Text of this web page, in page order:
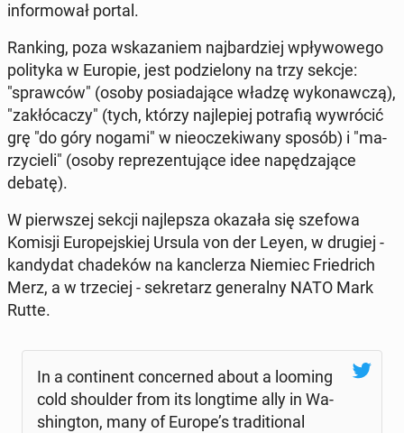
in­for­mo­wał portal.
Ranking, poza wska­za­niem naj­bar­dziej wpły­wo­we­go
po­li­ty­ka w Europie, jest po­dzie­lo­ny na trzy sekcje:
"spraw­ców" (osoby po­sia­da­ją­ce władzę wy­ko­naw­czą),
"za­kłó­ca­czy" (tych, którzy naj­le­piej po­tra­fią wy­wró­cić
grę "do góry nogami" w nie­ocze­ki­wa­ny sposób) i "ma­
rzy­cie­li" (osoby re­pre­zen­tu­ją­ce idee na­pę­dza­ją­ce
debatę).
W pierw­szej sekcji naj­lep­sza okazała się szefowa
Komisji Eu­ro­pej­skiej Ursula von der Leyen, w drugiej -
kan­dy­dat cha­de­ków na kanc­le­rza Niemiec Frie­drich
Merz, a w trze­ciej - se­kre­tarz ge­ne­ral­ny NATO Mark
Rutte.
In a con­ti­nent con­cer­ned about a looming
cold sho­ul­der from its long­ti­me ally in Wa­
shing­ton, many of Europe’s tra­di­tio­nal